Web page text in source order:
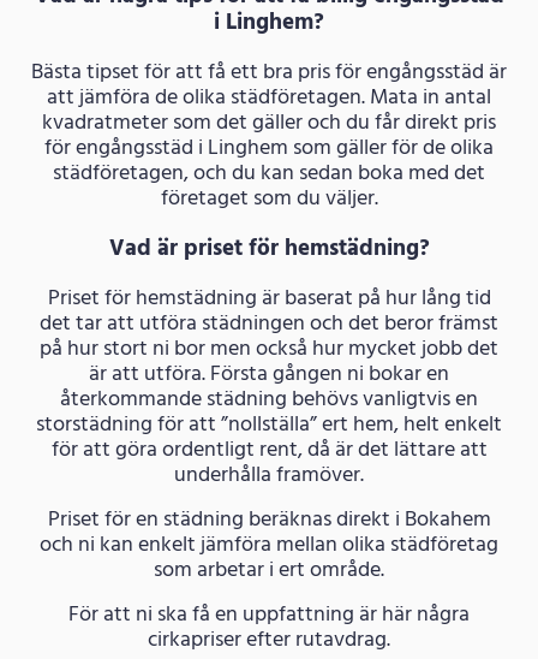
i Linghem?
Bästa tipset för att få ett bra pris för engångsstäd är
att jämföra de olika städföretagen. Mata in antal
kvadratmeter som det gäller och du får direkt pris
för engångsstäd i Linghem som gäller för de olika
städföretagen, och du kan sedan boka med det
företaget som du väljer.
Vad är priset för hemstädning?
Priset för hemstädning är baserat på hur lång tid
det tar att utföra städningen och det beror främst
på hur stort ni bor men också hur mycket jobb det
är att utföra. Första gången ni bokar en
återkommande städning behövs vanligtvis en
storstädning för att ”nollställa” ert hem, helt enkelt
för att göra ordentligt rent, då är det lättare att
underhålla framöver.
Priset för en städning beräknas direkt i Bokahem
och ni kan enkelt jämföra mellan olika städföretag
som arbetar i ert område.
För att ni ska få en uppfattning är här några
cirkapriser efter rutavdrag.